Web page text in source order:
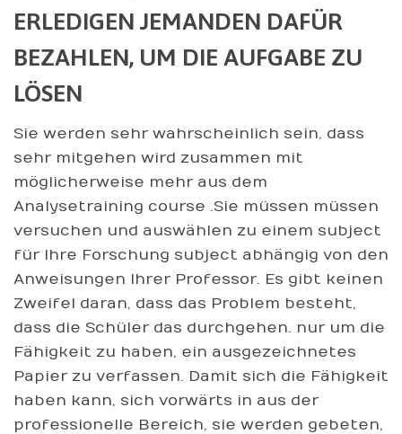
ERLEDIGEN JEMANDEN DAFÜR
BEZAHLEN, UM DIE AUFGABE ZU
LÖSEN
Sie werden sehr wahrscheinlich sein, dass
sehr mitgehen wird zusammen mit
möglicherweise mehr aus dem
Analysetraining course .Sie müssen müssen
versuchen und auswählen zu einem subject
für Ihre Forschung subject abhängig von den
Anweisungen Ihrer Professor. Es gibt keinen
Zweifel daran, dass das Problem besteht,
dass die Schüler das durchgehen. nur um die
Fähigkeit zu haben, ein ausgezeichnetes
Papier zu verfassen. Damit sich die Fähigkeit
haben kann, sich vorwärts in aus der
professionelle Bereich, sie werden gebeten,